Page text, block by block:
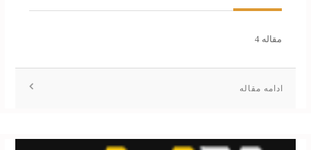
مقاله 4
ادامه مقاله